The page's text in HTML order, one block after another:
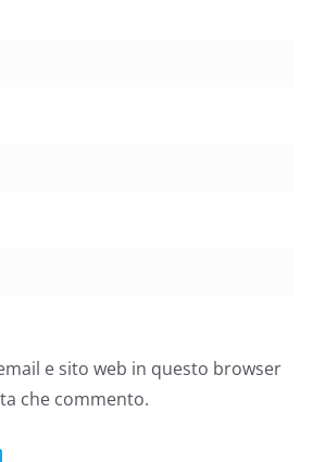
e sito web in questo browser
che commento.